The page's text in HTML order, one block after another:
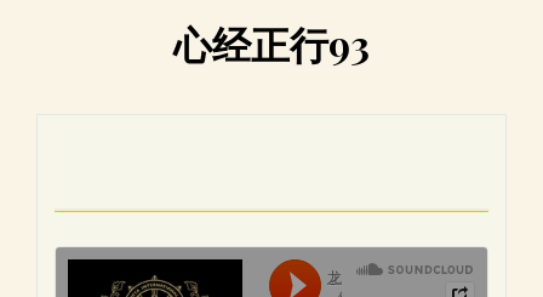
心经正行93